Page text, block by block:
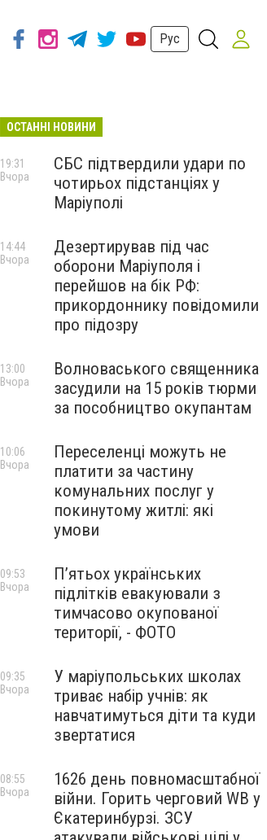
Рус
ОСТАННІ НОВИНИ
СБС підтвердили удари по
чотирьох підстанціях у
Маріуполі
19:31
Вчора
Дезертирував під час
оборони Маріуполя і
перейшов на бік РФ:
прикордоннику повідомили
про підозру
14:44
Вчора
Волноваського священника
засудили на 15 років тюрми
за пособництво окупантам
13:00
Вчора
Переселенці можуть не
платити за частину
комунальних послуг у
покинутому житлі: які
умови
10:06
Вчора
П’ятьох українських
підлітків евакуювали з
тимчасово окупованої
території, - ФОТО
09:53
Вчора
У маріупольських школах
триває набір учнів: як
навчатимуться діти та куди
звертатися
09:35
Вчора
1626 день повномасштабної
війни. Горить черговий WB у
Єкатеринбурзі. ЗСУ
08:55
Вчора